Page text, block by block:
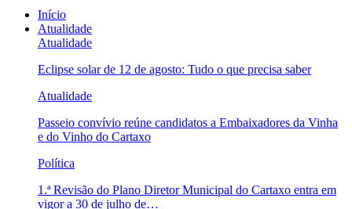
Início
Atualidade
Atualidade
Eclipse solar de 12 de agosto: Tudo o que precisa saber
Atualidade
Passeio convívio reúne candidatos a Embaixadores da Vinha
e do Vinho do Cartaxo
Política
1.ª Revisão do Plano Diretor Municipal do Cartaxo entra em
vigor a 30 de julho de…